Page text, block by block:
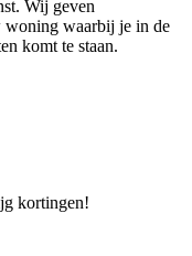
Wij geven
woning waarbij je in de
komt te staan.
kortingen!